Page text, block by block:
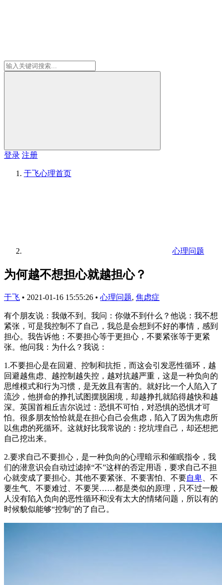
登录 注册
于飞心理首页
心理问题
为何越不想担心就越担心？
于飞 • 2021-01-16 15:55:26 • 心理问题, 焦虑症
有个朋友说：我做不到。我问：你做不到什么？他说：我不想
紧张，可是我控制不了自己，我总是会想到不好的事情，感到
担心。我告诉他：不要担心等于更担心，不要紧张等于更紧
张。他问我：为什么？我说：
1.不要担心是在回避、控制和抗拒，而这会引发恶性循环，越
回避越焦虑、越控制越失控，越对抗越严重，这是一种负向的
思维模式和行为习惯，是无效且有害的。就好比一个人陷入了
流沙，他拼命的挣扎试图摆脱困境，却越挣扎就陷得越快和越
深。英国首相丘吉尔说过：恐惧不可怕，对恐惧的恐惧才可
怕。很多朋友恰恰就是在担心自己会焦虑，陷入了因为焦虑所
以焦虑的死循环。这就好比我常说的：挖坑埋自己，却还想把
自己挖出来。
2.要求自己不要担心，是一种负向的心理暗示和催眠指令，我
们的潜意识会自动过滤掉“不”这样的否定用语，要求自己不担
心就变成了要担心。其他不要紧张、不要害怕、不要自卑 、不
要生气、不要难过、不要哭……都是类似的原理，只不过一般
人没有陷入负向的恶性循环和没有太大的情绪问题，所以有的
时候貌似能够“控制”的了自己。